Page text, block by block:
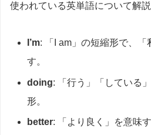
使われている英単語について解説
I’m: 「I am」の短縮形で、「
す。
doing: 「行う」「している
形。
better: 「より良く」を意味